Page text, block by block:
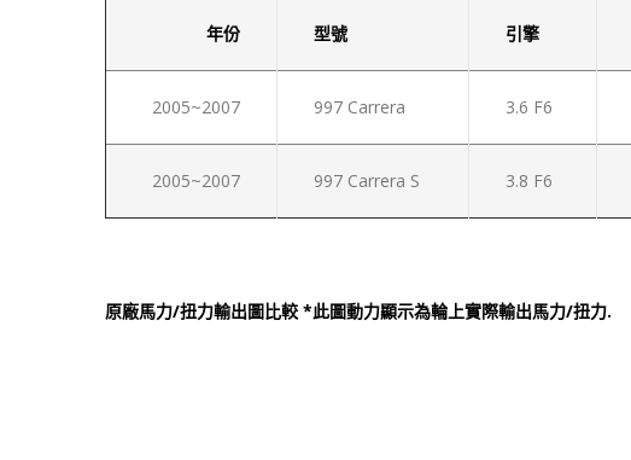
年份 型號 引擎
2005~2007 997 Carrera 3.6 F6
2005~2007 997 Carrera S 3.8 F6
原廠馬力/扭力輸出圖比較 *此圖動力顯示為輪上實際輸出馬力/扭力.